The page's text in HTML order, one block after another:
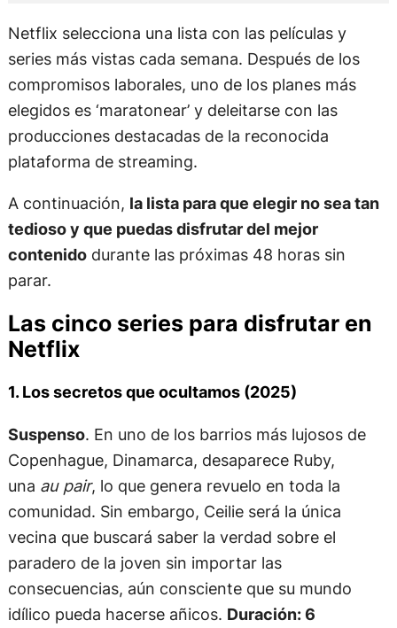
Netflix selecciona una lista con las películas y
series más vistas cada semana. Después de los
compromisos laborales, uno de los planes más
elegidos es ‘maratonear’ y deleitarse con las
producciones destacadas de la reconocida
plataforma de streaming.
A continuación, la lista para que elegir no sea tan
tedioso y que puedas disfrutar del mejor
contenidodurante las próximas 48 horas sin
parar.
Las cinco series para disfrutar en
Netflix
1. Los secretos que ocultamos (2025)
Suspenso. En uno de los barrios más lujosos de
Copenhague, Dinamarca, desaparece Ruby,
una au pair, lo que genera revuelo en toda la
comunidad. Sin embargo, Ceilie será la única
vecina que buscará saber la verdad sobre el
paradero de la joven sin importar las
consecuencias, aún consciente que su mundo
idílico pueda hacerse añicos. Duración: 6